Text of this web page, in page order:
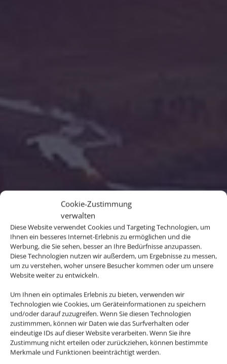
Cookie-Zustimmung
verwalten
Diese Website verwendet Cookies und Targeting Technologien, um
Ihnen ein besseres Internet-Erlebnis zu ermöglichen und die
Werbung, die Sie sehen, besser an Ihre Bedürfnisse anzupassen.
Diese Technologien nutzen wir außerdem, um Ergebnisse zu messen,
um zu verstehen, woher unsere Besucher kommen oder um unsere
Website weiter zu entwickeln.
Um Ihnen ein optimales Erlebnis zu bieten, verwenden wir
Technologien wie Cookies, um Geräteinformationen zu speichern
und/oder darauf zuzugreifen. Wenn Sie diesen Technologien
zustimmmen, können wir Daten wie das Surfverhalten oder
eindeutige IDs auf dieser Website verarbeiten. Wenn Sie ihre
Zustimmung nicht erteilen oder zurückziehen, können bestimmte
Merkmale und Funktionen beeinträchtigt werden.
Erleben Sie Neuseeland
Sie wollen ab ins Grüne? Dann ist
Neuseeland Ihr perfektes